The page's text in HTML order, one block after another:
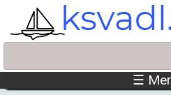
Skip to main content
☰